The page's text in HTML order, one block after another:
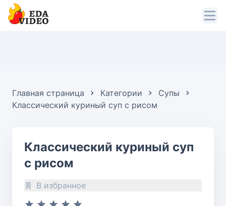
Главная страница Категории
Супы
Классический куриный суп с рисом
Классический куриный суп
с рисом
В избранное